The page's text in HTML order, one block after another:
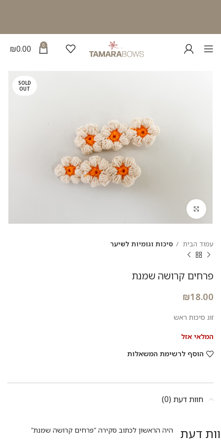
0
₪0.00
SOLD
OUT
עמוד הבית סיכות וגומיות לשיער
פרחים קרושה שמנת
₪18.00
זוג סיכות ראש
המלאי אזל
הוסף לרשימת המשאלות
חוות דעת (0)
דעת היה הראשון לכתוב סקירה “פרחים קרושה שמנת”